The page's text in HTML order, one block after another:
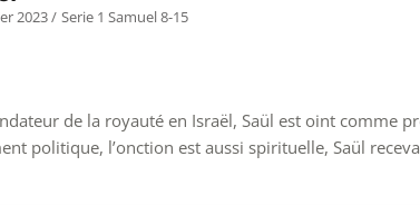
2023 Serie 1 Samuel 8-15
de la royauté en Israël, Saül est oint comme
politique, l’onction est aussi spirituelle, Saül